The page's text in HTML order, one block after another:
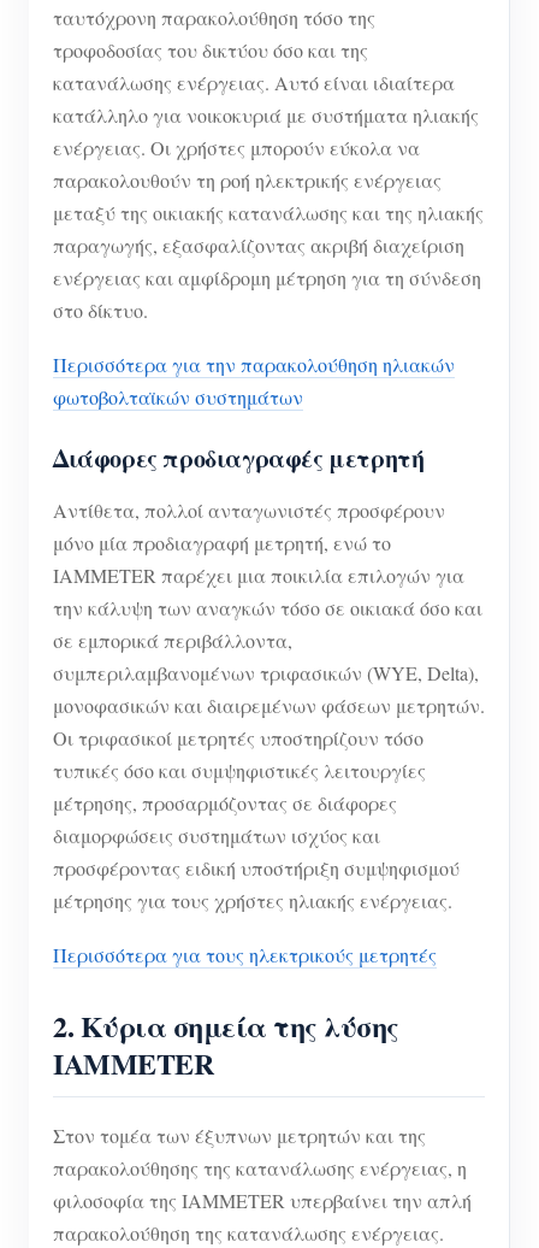
ταυτόχρονη παρακολούθηση τόσο της
τροφοδοσίας του δικτύου όσο και της
κατανάλωσης ενέργειας. Αυτό είναι ιδιαίτερα
κατάλληλο για νοικοκυριά με συστήματα ηλιακής
ενέργειας. Οι χρήστες μπορούν εύκολα να
παρακολουθούν τη ροή ηλεκτρικής ενέργειας
μεταξύ της οικιακής κατανάλωσης και της ηλιακής
παραγωγής, εξασφαλίζοντας ακριβή διαχείριση
ενέργειας και αμφίδρομη μέτρηση για τη σύνδεση
στο δίκτυο.
Περισσότερα για την παρακολούθηση ηλιακών
φωτοβολταϊκών συστημάτων
Διάφορες προδιαγραφές μετρητή
Αντίθετα, πολλοί ανταγωνιστές προσφέρουν
μόνο μία προδιαγραφή μετρητή, ενώ το
IAMMETER παρέχει μια ποικιλία επιλογών για
την κάλυψη των αναγκών τόσο σε οικιακά όσο και
σε εμπορικά περιβάλλοντα,
συμπεριλαμβανομένων τριφασικών (WYE, Delta),
μονοφασικών και διαιρεμένων φάσεων μετρητών.
Οι τριφασικοί μετρητές υποστηρίζουν τόσο
τυπικές όσο και συμψηφιστικές λειτουργίες
μέτρησης, προσαρμόζοντας σε διάφορες
διαμορφώσεις συστημάτων ισχύος και
προσφέροντας ειδική υποστήριξη συμψηφισμού
μέτρησης για τους χρήστες ηλιακής ενέργειας.
Περισσότερα για τους ηλεκτρικούς μετρητές
2.Κύρια σημεία της λύσης
IAMMETER
Στον τομέα των έξυπνων μετρητών και της
παρακολούθησης της κατανάλωσης ενέργειας, η
φιλοσοφία της IAMMETER υπερβαίνει την απλή
παρακολούθηση της κατανάλωσης ενέργειας.